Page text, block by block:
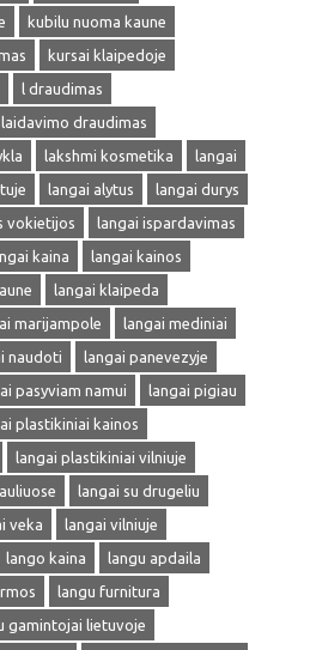
kubilu nuoma kaune
kursai klaipedoje
l draudimas
laidavimo draudimas
lakshmi kosmetika
langai
langai alytus
langai durys
vokietijos
langai ispardavimas
kaina
langai kainos
langai klaipeda
marijampole
langai mediniai
naudoti
langai panevezyje
pasyviam namui
langai pigiau
plastikiniai kainos
langai plastikiniai vilniuje
langai su drugeliu
veka
langai vilniuje
lango kaina
langu apdaila
langu furnitura
gamintojai lietuvoje